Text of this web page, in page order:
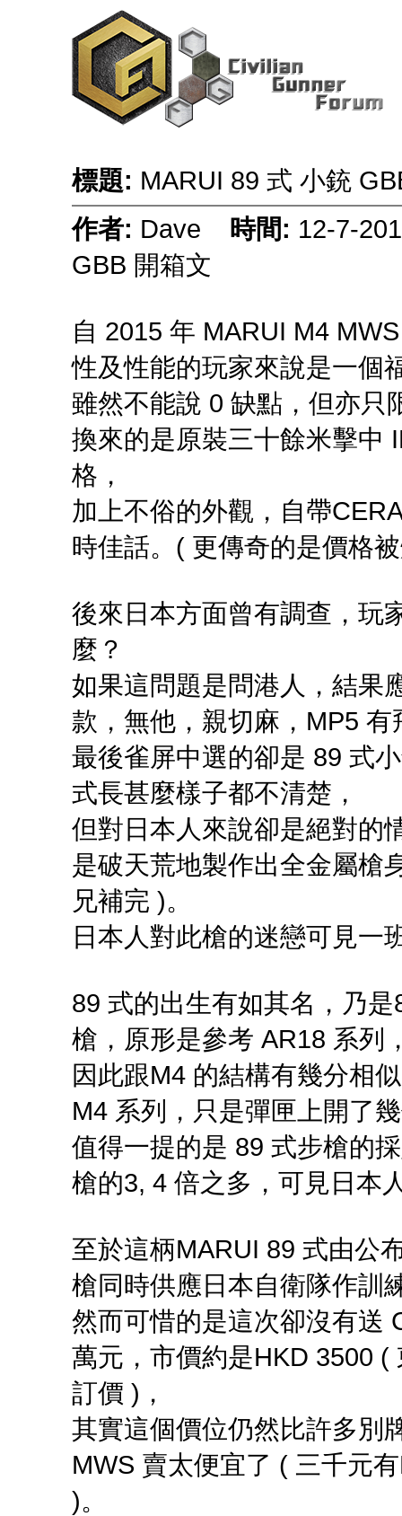
標題: MARUI 89 式 小銃
作者: Dave 時間: 12-7-
GBB 開箱文
自 2015 年 MARUI M4
性及性能的玩家來說是一個
雖然不能說 0 缺點，但亦只
換來的是原裝三十餘米擊中
格，
加上不俗的外觀，自帶
時佳話。( 更傳奇的是價格
後來日本方面曾有調查，玩
麼？
如果這問題是問港人，結果
款，無他，親切麻，MP5
最後雀屏中選的卻是 89 式
式長甚麼樣子都不清楚，
但對日本人來說卻是絕對的
是破天荒地製作出全金屬槍
兄補完 )。
日本人對此槍的迷戀可見一
89 式的出生有如其名，乃
槍，原形是參考 AR18 系列
因此跟M4 的結構有幾分相
M4 系列，只是彈匣上開了
值得一提的是 89 式步槍的
槍的3, 4 倍之多，可見日本
至於這柄MARUI 89 式由公
槍同時供應日本自衛隊作訓
然而可惜的是這次卻沒有送
萬元，市價約是HKD 3500
訂價 )，
其實這個價位仍然比許多別
MWS 賣太便宜了 ( 三千元
)。